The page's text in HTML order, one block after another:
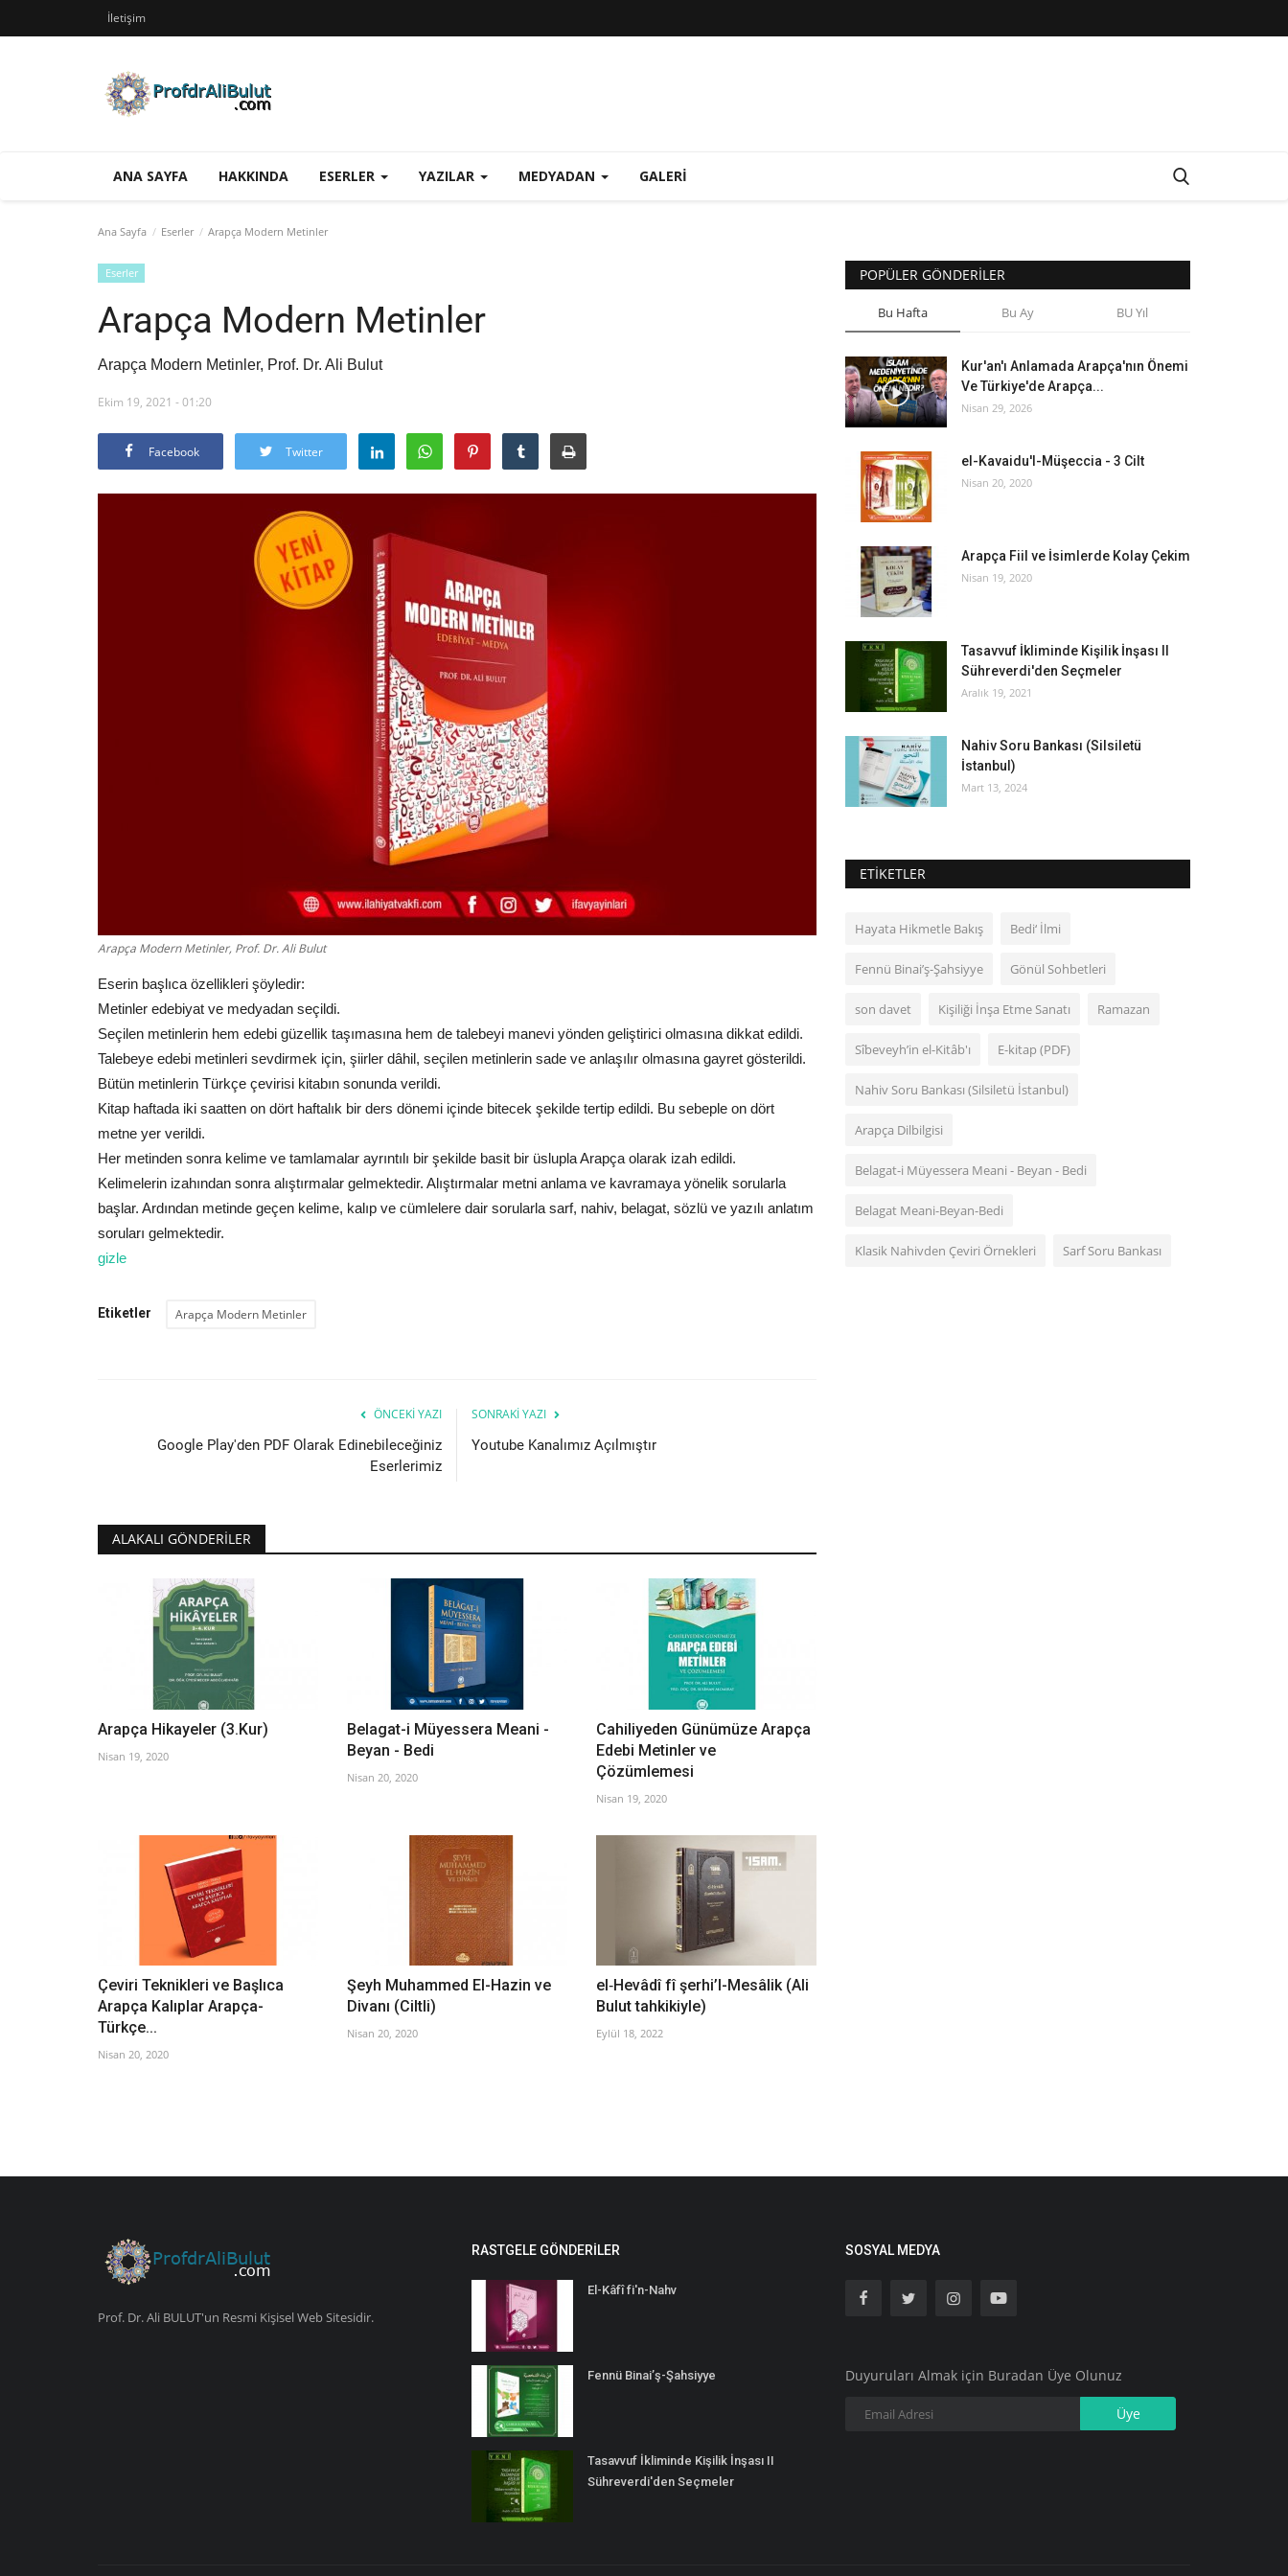
İletişim
ANA SAYFA HAKKINDA ESERLER YAZILAR MEDYADAN GALERI
Ana Sayfa Eserler Arapça Modern Metinler
Eserler
Arapça Modern Metinler
Arapça Modern Metinler, Prof. Dr. Ali Bulut
Ekim 19, 2021 - 01:20
Facebook Twitter
Arapça Modern Metinler, Prof. Dr. Ali Bulut
Eserin başlıca özellikleri şöyledir:
Metinler edebiyat ve medyadan seçildi.
Seçilen metinlerin hem edebi güzellik taşımasına hem de talebeyi manevi yönden geliştirici olmasına dikkat edildi.
Talebeye edebi metinleri sevdirmek için, şiirler dâhil, seçilen metinlerin sade ve anlaşılır olmasına gayret gösterildi.
Bütün metinlerin Türkçe çevirisi kitabın sonunda verildi.
Kitap haftada iki saatten on dört haftalık bir ders dönemi içinde bitecek şekilde tertip edildi. Bu sebeple on dört
metne yer verildi.
Her metinden sonra kelime ve tamlamalar ayrıntılı bir şekilde basit bir üslupla Arapça olarak izah edildi.
Kelimelerin izahından sonra alıştırmalar gelmektedir. Alıştırmalar metni anlama ve kavramaya yönelik sorularla
başlar. Ardından metinde geçen kelime, kalıp ve cümlelere dair sorularla sarf, nahiv, belagat, sözlü ve yazılı anlatım
soruları gelmektedir.
gizle
Etiketler Arapça Modern Metinler
ÖNCEKI YAZI
Google Play'den PDF Olarak Edinebileceğiniz
Eserlerimiz
SONRAKI YAZI
Youtube Kanalımız Açılmıştır
ALAKALI GÖNDERILER
Arapça Hikayeler (3.Kur)
Nisan 19, 2020
Belagat-i Müyessera Meani -
Beyan - Bedi
Nisan 20, 2020
Cahiliyeden Günümüze Arapça
Edebi Metinler ve
Çözümlemesi
Nisan 19, 2020
Çeviri Teknikleri ve Başlıca
Arapça Kalıplar Arapça-
Türkçe...
Nisan 20, 2020
Şeyh Muhammed El-Hazin ve
Divanı (Ciltli)
Nisan 20, 2020
el‑Hevâdî fî şerhi’l-Mesâlik (Ali
Bulut tahkikiyle)
Eylül 18, 2022
POPÜLER GÖNDERILER
Bu Hafta Bu Ay BU Yıl
Kur'an'ı Anlamada Arapça'nın Önemi
Ve Türkiye'de Arapça...
Nisan 29, 2026
el-Kavaidu'l-Müşeccia - 3 Cilt
Nisan 20, 2020
Arapça Fiil ve İsimlerde Kolay Çekim
Nisan 19, 2020
Tasavvuf İkliminde Kişilik İnşası II
Sühreverdi'den Seçmeler
Aralık 19, 2021
Nahiv Soru Bankası (Silsiletü
İstanbul)
Mart 13, 2024
ETIKETLER
Hayata Hikmetle Bakış Bedi‘ İlmi
Fennü Binai’ş-Şahsiyye Gönül Sohbetleri
son davet Kişiliği İnşa Etme Sanatı Ramazan
Sîbeveyh’in el-Kitâb'ı E-kitap (PDF)
Nahiv Soru Bankası (Silsiletü İstanbul)
Arapça Dilbilgisi
Belagat-i Müyessera Meani - Beyan - Bedi
Belagat Meani-Beyan-Bedi
Klasik Nahivden Çeviri Örnekleri Sarf Soru Bankası
Prof. Dr. Ali BULUT'un Resmi Kişisel Web Sitesidir.
RASTGELE GÖNDERILER
El-Kâfî fi'n-Nahv
Fennü Binai’ş-Şahsiyye
Tasavvuf İkliminde Kişilik İnşası II
Sühreverdi'den Seçmeler
SOSYAL MEDYA
Duyuruları Almak için Buradan Üye Olunuz
Üye